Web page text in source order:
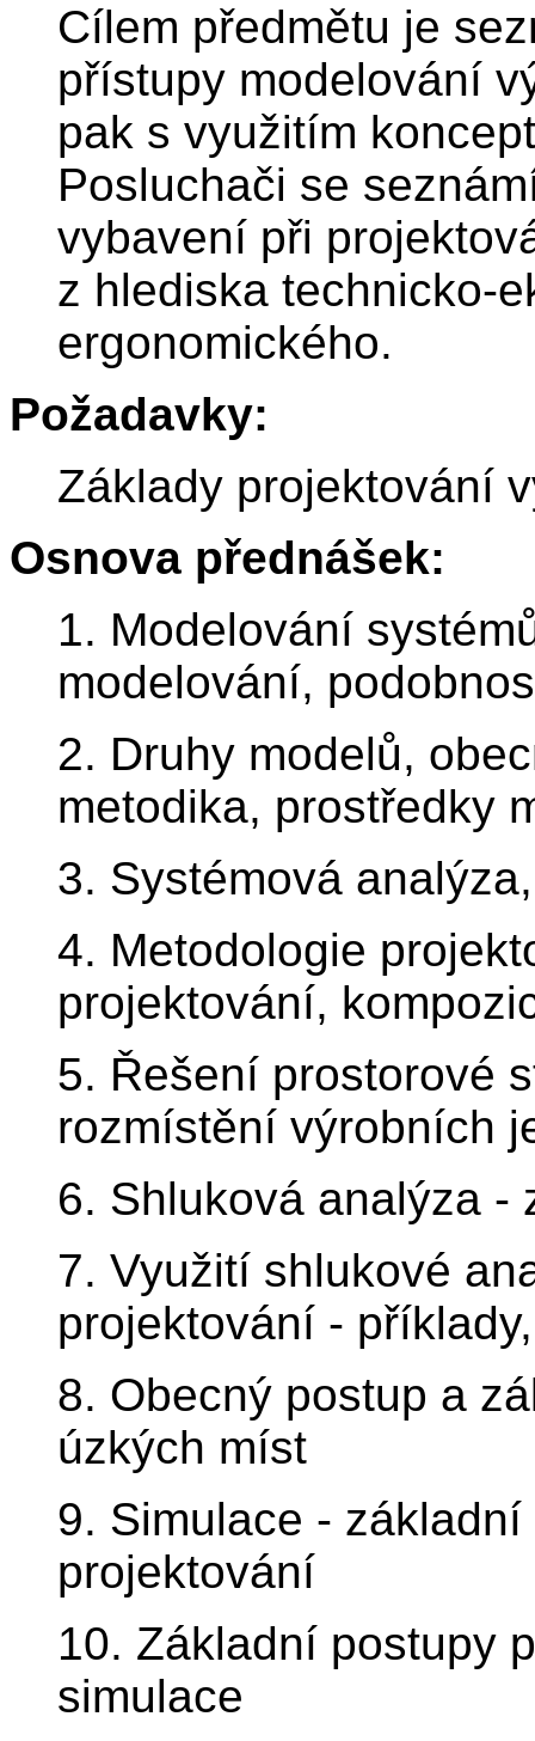
Cílem předmětu je
přístupy modelování
pak s využitím
Posluchači se
vybavení při
z hlediska technicko-
ergonomického.
Požadavky:
Základy projektování
Osnova přednášek:
1. Modelování
modelování,
2. Druhy modelů,
metodika, prostředky
3. Systémová
4. Metodologie
projektování,
5. Řešení prostorové
rozmístění výrobních
6. Shluková analýza -
7. Využití shlukové
projektování -
8. Obecný postup a
úzkých míst
9. Simulace -
projektování
10. Základní postupy
simulace